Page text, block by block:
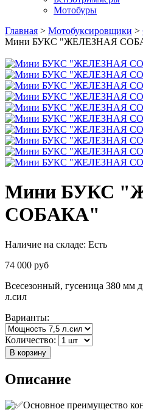
Мотобуры
Главная > Мотобуксировщики >
Мини БУКС "ЖЕЛЕЗНАЯ
Мини БУКС
СОБАКА"
Наличие на складе: Есть
74 000 руб
Всесезонный, гусеница 380 мм
л.сил
Варианты:
Количество:
В корзину
Описание
Основное преимущество